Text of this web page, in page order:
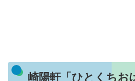
崎陽軒「ひとくちお